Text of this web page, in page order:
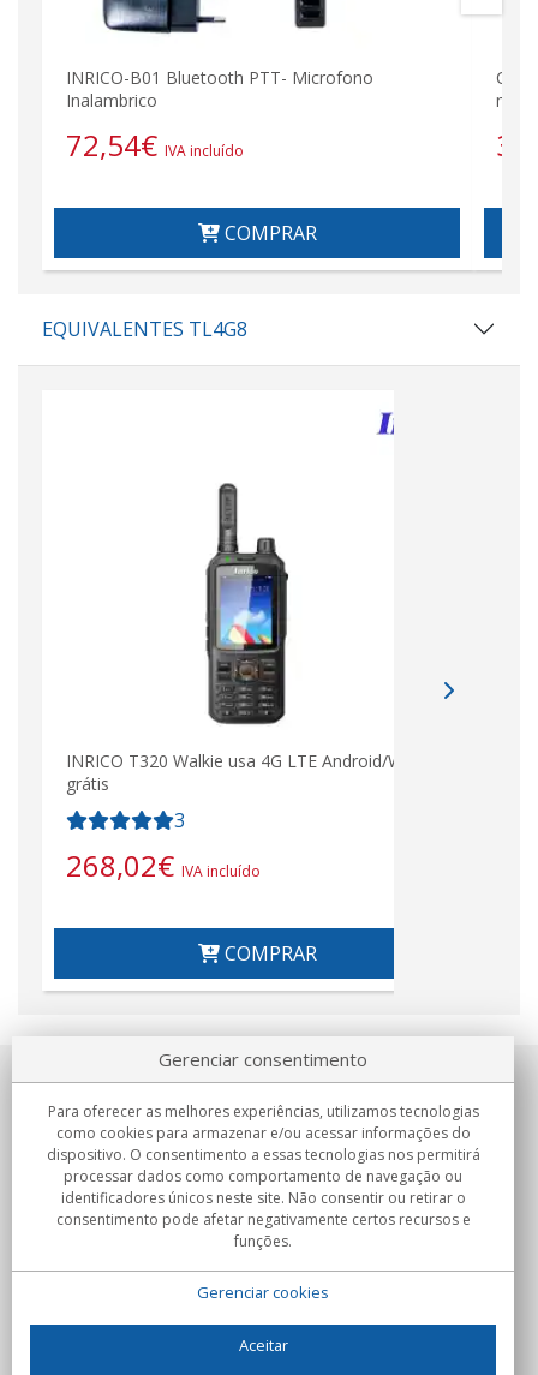
INRICO-B01 Bluetooth PTT- Microfono
Inalambrico
72,54€ IVA incluído
COMPRAR
mAh
EQUIVALENTES TL4G8
INRICO T320 Walkie usa 4G LTE Android/WiFi
grátis
3
268,02€ IVA incluído
COMPRAR
Sobre nosotros
Compromissos
Compras
Gerenciar consentimento
Para oferecer as melhores experiências, utilizamos tecnologias
como cookies para armazenar e/ou acessar informações do
dispositivo. O consentimento a essas tecnologias nos permitirá
processar dados como comportamento de navegação ou
identificadores únicos neste site. Não consentir ou retirar o
consentimento pode afetar negativamente certos recursos e
funções.
Gerenciar cookies
Aceitar